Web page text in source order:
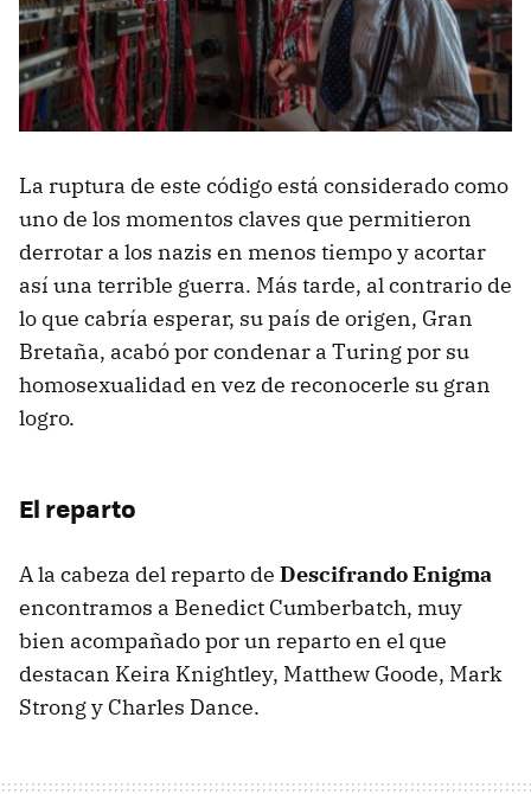
La ruptura de este código está considerado como
uno de los momentos claves que permitieron
derrotar a los nazis en menos tiempo y acortar
así una terrible guerra. Más tarde, al contrario de
lo que cabría esperar, su país de origen, Gran
Bretaña, acabó por condenar a Turing por su
homosexualidad en vez de reconocerle su gran
logro.
El reparto
A la cabeza del reparto de Descifrando Enigma
encontramos a Benedict Cumberbatch, muy
bien acompañado por un reparto en el que
destacan Keira Knightley, Matthew Goode, Mark
Strong y Charles Dance.